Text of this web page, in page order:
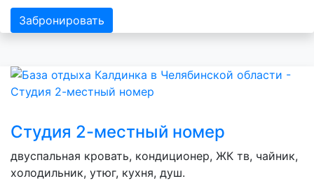
Забронировать
Студия 2-местный номер
двуспальная кровать, кондиционер, ЖК тв, чайник,
холодильник, утюг, кухня, душ.